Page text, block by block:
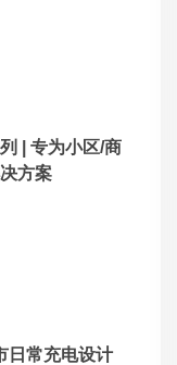
| 专为小区/商
方案
常充电设计